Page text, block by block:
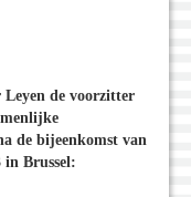
Leyen de voorzitter
de bijeenkomst van
in Brussel: